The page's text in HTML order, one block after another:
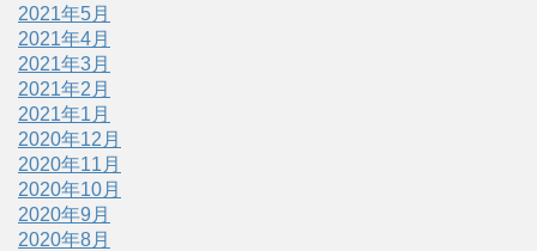
2021年5月
2021年4月
2021年3月
2021年2月
2021年1月
2020年12月
2020年11月
2020年10月
2020年9月
2020年8月